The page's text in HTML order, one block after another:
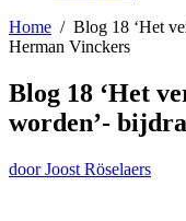
Home / Blog 18 ‘Het
Herman Vinckers
Blog 18 ‘Het
worden’-
door Joost Röselaers